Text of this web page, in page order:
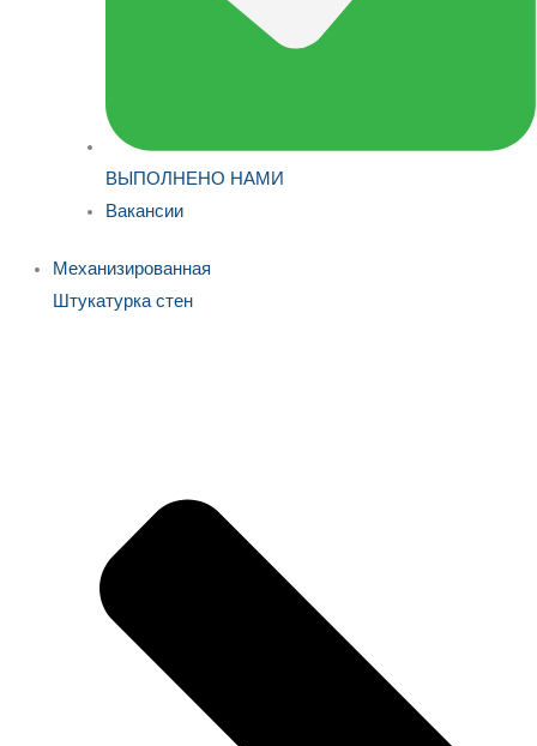
ВЫПОЛНЕНО НАМИ
Вакансии
Механизированная
Штукатурка стен